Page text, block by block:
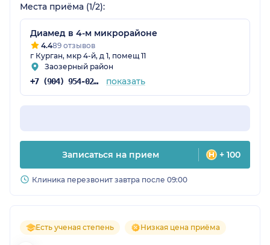
Места приёма (1/2):
Диамед в 4-м микрорайоне
4.489 отзывов
г Курган, мкр 4-й, д 1, помещ 11
Заозерный район
+7 (904) 954-02-14 показать
Записаться на прием + 100
Клиника перезвонит завтра после 09:00
Есть ученая степень Низкая цена приёма